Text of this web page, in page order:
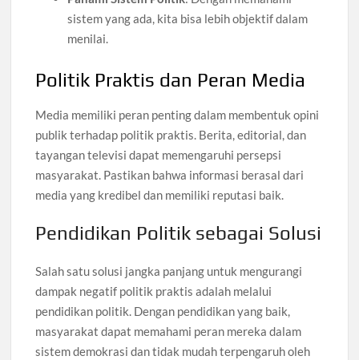
sistem yang ada, kita bisa lebih objektif dalam
menilai.
Politik Praktis dan Peran Media
Media memiliki peran penting dalam membentuk opini
publik terhadap politik praktis. Berita, editorial, dan
tayangan televisi dapat memengaruhi persepsi
masyarakat. Pastikan bahwa informasi berasal dari
media yang kredibel dan memiliki reputasi baik.
Pendidikan Politik sebagai Solusi
Salah satu solusi jangka panjang untuk mengurangi
dampak negatif politik praktis adalah melalui
pendidikan politik. Dengan pendidikan yang baik,
masyarakat dapat memahami peran mereka dalam
sistem demokrasi dan tidak mudah terpengaruh oleh